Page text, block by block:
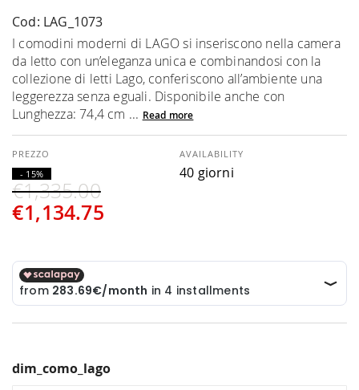
Cod: LAG_1073
I comodini moderni di LAGO si inseriscono nella camera
da letto con un’eleganza unica e combinandosi con la
collezione di letti Lago, conferiscono all’ambiente una
leggerezza senza eguali. Disponibile anche con
Lunghezza: 74,4 cm ... Read more
€1,134.75
€1,335.00
- 15%
AVAILABILITY
40 giorni
dim_como_lago
beginning
of
the
images
gallery